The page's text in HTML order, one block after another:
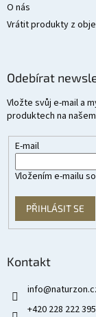
O nás
Vrátit produkty z
Odebírat
Vložte svůj e-mail a
produktech na
E-mail
Vložením e-mailu
PŘIHLÁSIT SE
Kontakt
info@
+420 228 222 395